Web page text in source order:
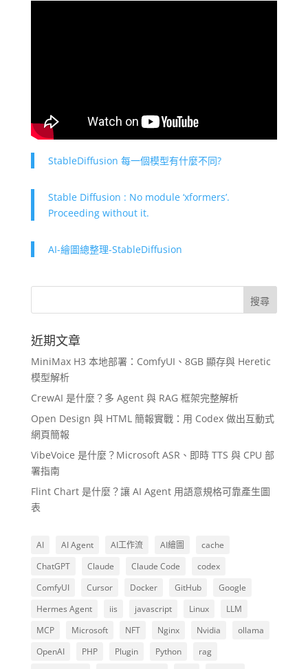
StableDiffusion 每一個模型有什麼不同?
Stable Diffusion : No module ‘xformers’.
Proceeding without it.
AI-繪圖總整理-StableDiffusion
近期文章
MiniMax H3 本地部署：ComfyUI、8GB 顯存與 Heretic
模型解析
CrewAI 是什麼？多 Agent 與 RAG 框架完整解析
Open Design 與 HTML 簡報實戰：用 Codex 做出互動式
網頁簡報
VibeVoice 是什麼？Microsoft ASR、即時 TTS 與 CPU 部
署指南
Flint Chart 是什麼？讓 AI Agent 用語意規格可靠產生圖
表
AI AI Agent AI工作流 AI繪圖
cache
ChatGPT
Claude Claude Code
codex
ComfyUI
Cursor Docker GitHub
Google
Hermes Agent
iis javascript Linux
LLM
MCP
Microsoft NFT Nginx Nvidia
ollama
OpenAI
PHP Plugin Python
rag